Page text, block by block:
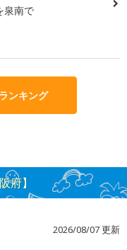
泉南で
ンキング
府】
2026/08/07 更新